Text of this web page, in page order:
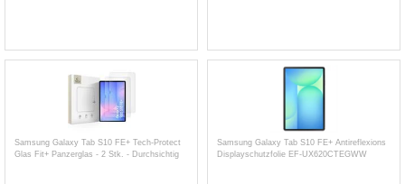
Samsung Galaxy Tab S10 FE+ Tech-Protect
Glas Fit+ Panzerglas - 2 Stk. - Durchsichtig
Samsung Galaxy Tab S10 FE+ Antireflexions
Displayschutzfolie EF-UX620CTEGWW